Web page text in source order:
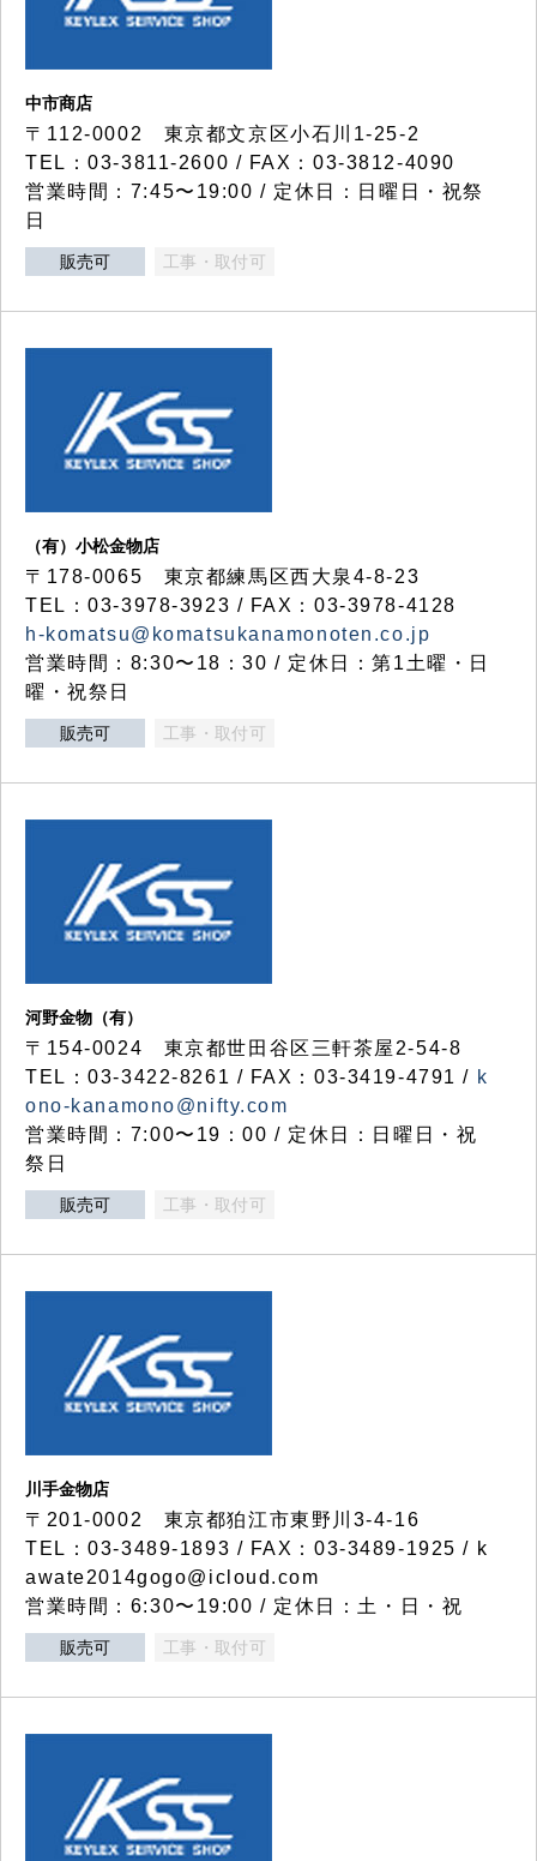
中市商店
〒112-0002 東京都文京区小石川1-25-2
TEL：03-3811-2600 / FAX：03-3812-4090
営業時間：7:45〜19:00 / 定休日：日曜日・祝祭
日
販売可 工事・取付可
（有）小松金物店
〒178-0065 東京都練馬区西大泉4-8-23
TEL：03-3978-3923 / FAX：03-3978-4128
h-komatsu@komatsukanamonoten.co.jp
営業時間：8:30〜18：30 / 定休日：第1土曜・日
曜・祝祭日
販売可 工事・取付可
河野金物（有）
〒154-0024 東京都世田谷区三軒茶屋2-54-8
TEL：03-3422-8261 / FAX：03-3419-4791 / k
ono-kanamono@nifty.com
営業時間：7:00〜19：00 / 定休日：日曜日・祝
祭日
販売可 工事・取付可
川手金物店
〒201-0002 東京都狛江市東野川3-4-16
TEL：03-3489-1893 / FAX：03-3489-1925 / k
awate2014gogo@icloud.com
営業時間：6:30〜19:00 / 定休日：土・日・祝
販売可 工事・取付可